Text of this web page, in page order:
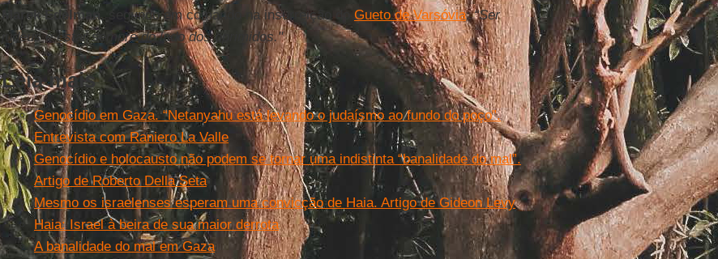
Marek Edelman, segundo em comando na insurreição do Gueto de Varsóvia:“Ser
judeus é estar sempre do lado dos oprimidos."
Leia mais
Genocídio em Gaza. “Netanyahu está levando o judaísmo ao fundo do poço”.
Entrevista com Raniero La Valle
Genocídio e holocausto não podem se tornar uma indistinta “banalidade do mal”.
Artigo de Roberto Della Seta
Mesmo os israelenses esperam uma convicção de Haia. Artigo de Gideon Levy
Haia: Israel à beira de sua maior derrota
A banalidade do mal em Gaza